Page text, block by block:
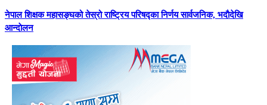
नेपाल शिक्षक महासङ्घको तेस्रो राष्ट्रिय परिषद्का निर्णय सार्वजनिक, भदाैदेखि
आन्दाेलन